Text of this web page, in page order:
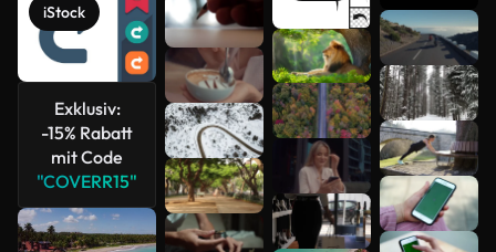
iStock
Exklusiv:
-15% Rabatt
mit Code
"COVERR15"
Mehr
anzeigen